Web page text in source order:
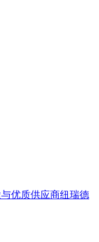
优质供应商纽瑞德